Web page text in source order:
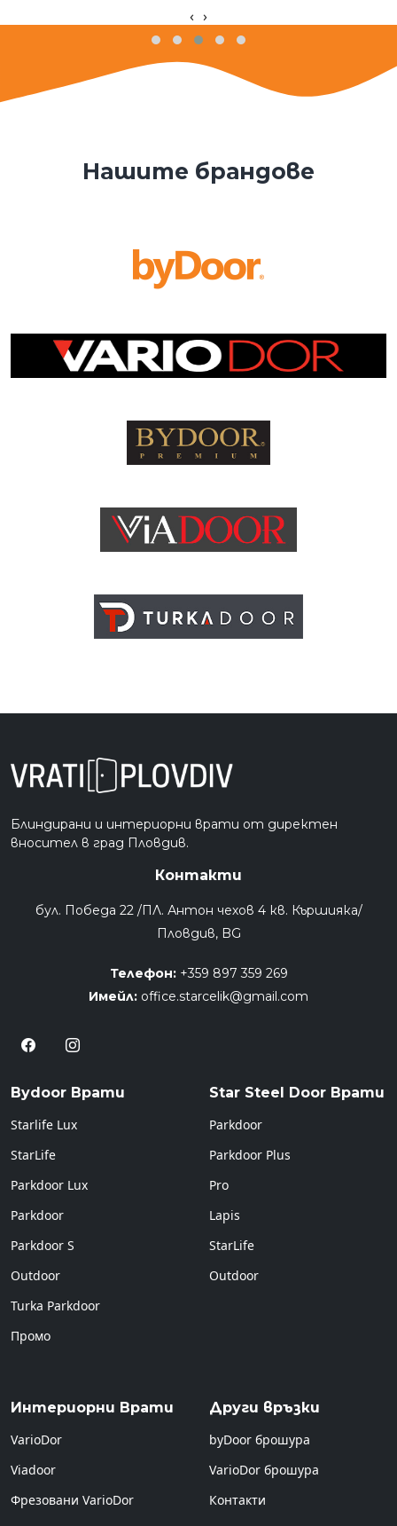
‹ ›
Нашите брандове
Блиндирани и интериорни врати от директен
вносител в град Пловдив.
Контакти
бул. Победа 22 /ПЛ. Антон чехов 4 кв. Кършияка/
Пловдив, BG
Телефон: +359 897 359 269
Имейл: office.starcelik@gmail.com
Bydoor Врати
Starlife Lux
StarLife
Parkdoor Lux
Parkdoor
Parkdoor S
Outdoor
Turka Parkdoor
Промо
Star Steel Door Врати
Parkdoor
Parkdoor Plus
Pro
Lapis
StarLife
Outdoor
Интериорни Врати
VarioDor
Viadoor
Фрезовани VarioDor
Други връзки
byDoor брошура
VarioDor брошура
Контакти